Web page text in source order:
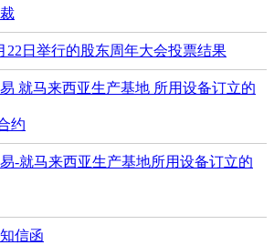
22日举行的股东周年大会投票结果
就马来西亚生产基地 所用设备订立的
约
-就马来西亚生产基地所用设备订立的
信函